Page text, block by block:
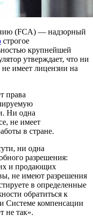
(FCA) — надзорный
строгое
крупнейшей
утверждает, что ни
имеет лицензии на
права
Ни одна
не имеет
в стране.
ни одна
разрешения:
и продающих
не имеют разрешения
в определенные
обратиться к
Системе компенсации
не так».